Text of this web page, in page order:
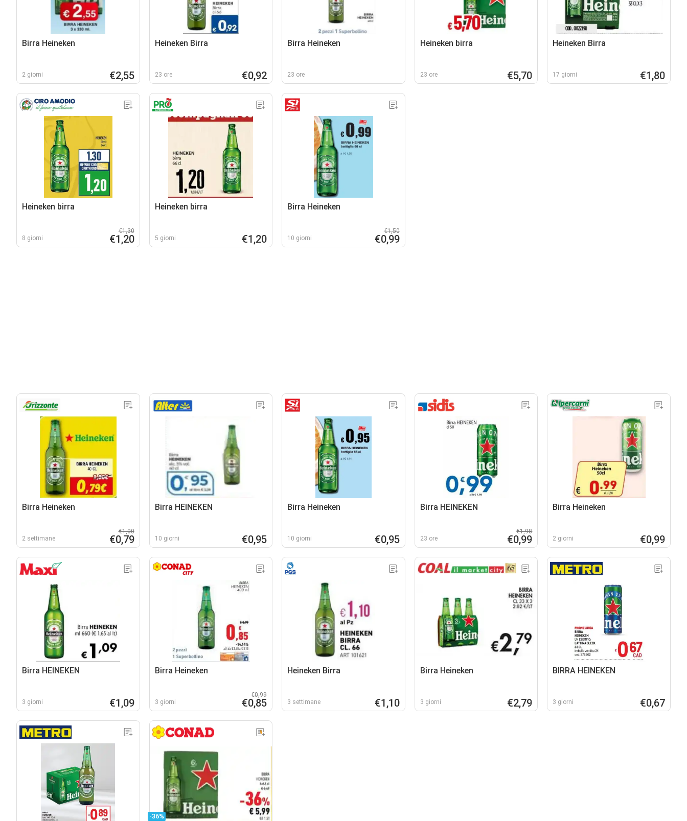
Birra Heineken
2 giorni €2,55
Heineken Birra
23 ore €0,92
Birra Heineken
23 ore
Heineken birra
23 ore €5,70
Heineken Birra
17 giorni €1,80
Heineken birra
8 giorni
€1,30
€1,20
Heineken birra
5 giorni €1,20
Birra Heineken
10 giorni
€1,50
€0,99
Birra Heineken
2 settimane
€1,00
€0,79
Birra HEINEKEN
10 giorni €0,95
Birra Heineken
10 giorni €0,95
Birra HEINEKEN
23 ore
€1,98
€0,99
Birra Heineken
2 giorni €0,99
Birra HEINEKEN
3 giorni €1,09
Birra Heineken
3 giorni
€0,99
€0,85
Heineken Birra
3 settimane €1,10
Birra Heineken
3 giorni €2,79
BIRRA HEINEKEN
3 giorni €0,67
-36%